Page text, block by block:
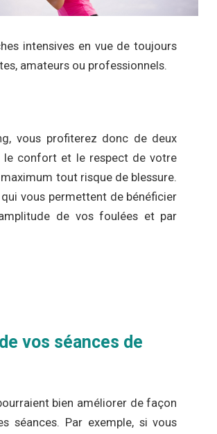
intensives en vue de toujours
amateurs ou professionnels.
vous profiterez donc de deux
le confort et le respect de votre
tout risque de blessure.
vous permettent de bénéficier
de vos foulées et par
vos séances de
bien améliorer de façon
séances. Par exemple, si vous